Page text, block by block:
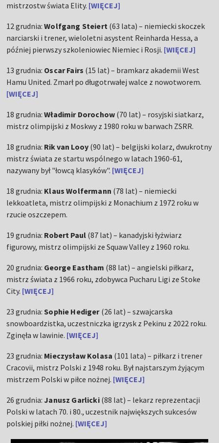
mistrzostw świata Elity. [WIĘCEJ]
12 grudnia:Wolfgang Steiert (63 lata) – niemiecki skoczek
narciarski i trener, wieloletni asystent Reinharda Hessa, a
później pierwszy szkoleniowiec Niemiec i Rosji. [WIĘCEJ]
13 grudnia: Oscar Fairs (15 lat) – bramkarz akademii West
Hamu United. Zmarł po długotrwałej walce z nowotworem.
[WIĘCEJ]
18 grudnia:Władimir Dorochow (70 lat) – rosyjski siatkarz,
mistrz olimpijski z Moskwy z 1980 roku w barwach ZSRR.
18 grudnia: Rik van Looy (90 lat) – belgijski kolarz, dwukrotny
mistrz świata ze startu wspólnego w latach 1960-61,
nazywany był "łowcą klasyków". [WIĘCEJ]
18 grudnia: Klaus Wolfermann (78 lat) – niemiecki
lekkoatleta, mistrz olimpijski z Monachium z 1972 roku w
rzucie oszczepem.
19 grudnia: Robert Paul (87 lat) – kanadyjski łyżwiarz
figurowy, mistrz olimpijski ze Squaw Valley z 1960 roku.
20 grudnia: George Eastham (88 lat) – angielski piłkarz,
mistrz świata z 1966 roku, zdobywca Pucharu Ligi ze Stoke
City. [WIĘCEJ]
23 grudnia:Sophie Hediger (26 lat) – szwajcarska
snowboardzistka, uczestniczka igrzysk z Pekinu z 2022 roku.
Zginęła w lawinie. [WIĘCEJ]
23 grudnia: Mieczysław Kolasa (101 lata) – piłkarz i trener
Cracovii, mistrz Polski z 1948 roku. Był najstarszym żyjącym
mistrzem Polski w piłce nożnej. [WIĘCEJ]
26 grudnia: Janusz Garlicki (88 lat) – lekarz reprezentacji
Polski w latach 70. i 80., uczestnik największych sukcesów
polskiej piłki nożnej. [WIĘCEJ]